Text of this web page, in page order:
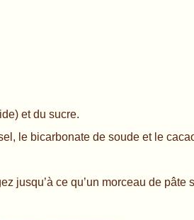
et du sucre.
le bicarbonate de soude et le
jusqu’à ce qu’un morceau de pâte